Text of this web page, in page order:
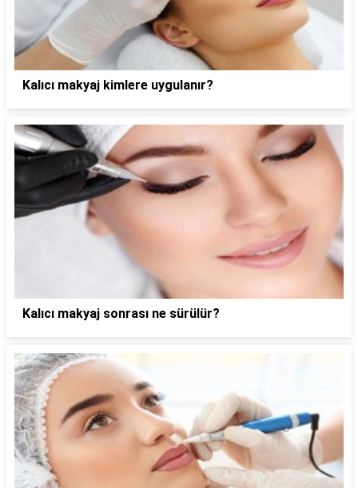
Kalıcı makyaj kimlere uygulanır?
Kalıcı makyaj sonrası ne sürülür?